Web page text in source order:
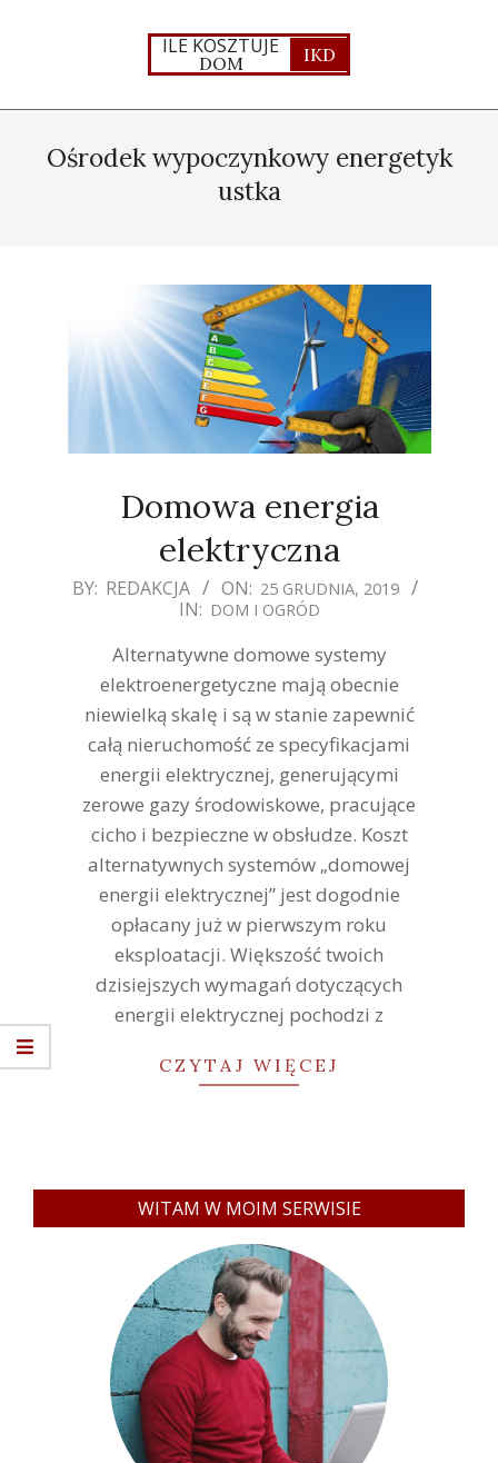
ILE KOSZTUJE
DOM IKD
NavigationOśrodek wypoczynkowy energetyk
ustka
Domowa energia
elektryczna
2019-
BY: REDAKCJA ON: 25 GRUDNIA, 2019
IN: DOM I OGRÓD
Alternatywne domowe systemy
elektroenergetyczne mają obecnie
niewielką skalę i są w stanie zapewnić
całą nieruchomość ze specyfikacjami
energii elektrycznej, generującymi
zerowe gazy środowiskowe, pracujące
cicho i bezpieczne w obsłudze. Koszt
alternatywnych systemów „domowej
energii elektrycznej” jest dogodnie
opłacany już w pierwszym roku
eksploatacji. Większość twoich
dzisiejszych wymagań dotyczących
energii elektrycznej pochodzi z
CZYTAJ WIĘCEJ
WITAM W MOIM SERWISIE